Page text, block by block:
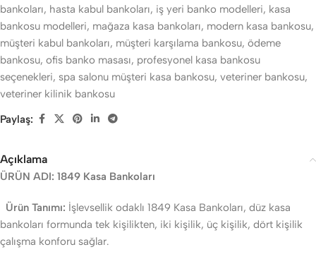
bankoları, hasta kabul bankoları, iş yeri banko modelleri, kasa
bankosu modelleri, mağaza kasa bankoları, modern kasa bankosu,
müşteri kabul bankoları, müşteri karşılama bankosu, ödeme
bankosu, ofis banko masası, profesyonel kasa bankosu
seçenekleri, spa salonu müşteri kasa bankosu, veteriner bankosu,
veteriner kilinik bankosu
Paylaş:
Açıklama
ÜRÜN ADI: 1849 Kasa Bankoları
Ürün Tanımı: İşlevsellik odaklı 1849 Kasa Bankoları, düz kasa
bankoları formunda tek kişilikten, iki kişilik, üç kişilik, dört kişilik
çalışma konforu sağlar.